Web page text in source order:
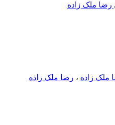
رضا ملک زاده
ملک زاده ، رضا ملک زاده